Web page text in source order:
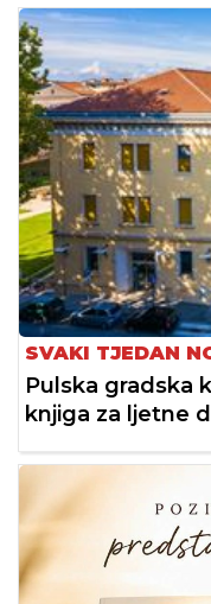
SVAKI TJEDAN
Pulska gradska
knjiga za ljetne